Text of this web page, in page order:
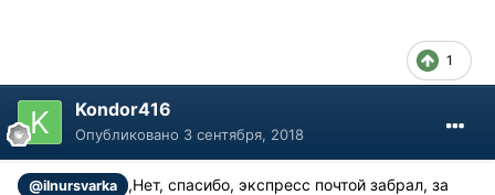
1
Kondor416
Опубликовано 3 сентября, 2018
@ilnursvarka
,Нет, спасибо, экспресс почтой забрал, за